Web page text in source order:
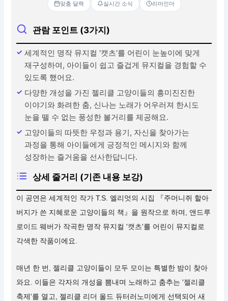
맞춤 달력 실시간 소식 리마인더
관람 포인트 (3가지)
세계적인 명작 뮤지컬 '캣츠'를 어린이 눈높이에 맞게
재구성하여, 아이들이 쉽고 즐겁게 뮤지컬을 경험할 수
있도록 했어요.
다양한 개성을 가진 젤리클 고양이들의 흥미진진한
이야기와 화려한 춤, 신나는 노래가 어우러져 한시도
눈을 뗄 수 없는 풍성한 볼거리를 제공해요.
고양이들의 따뜻한 우정과 용기, 자신을 찾아가는
과정을 통해 아이들에게 긍정적인 메시지와 함께
성장하는 즐거움을 선사한답니다.
상세 줄거리 (기존 내용 보강)
이 공연은 세계적인 작가 T.S. 엘리엇의 시집 『주머니쥐 할아
버지가 쓴 지혜로운 고양이들의 책』을 원작으로 하며, 앤드루
로이드 웨버가 작곡한 명작 뮤지컬 '캣츠'를 어린이 뮤지컬로
각색한 작품이에요.
매년 한 번, 젤리클 고양이들이 모두 모이는 특별한 밤이 찾아
와요. 이들은 각자의 개성을 뽐내며 노래하고 춤추는 '젤리클
축제'를 열고, 젤리클 리더 올드 듀터러노미에게 선택되어 새